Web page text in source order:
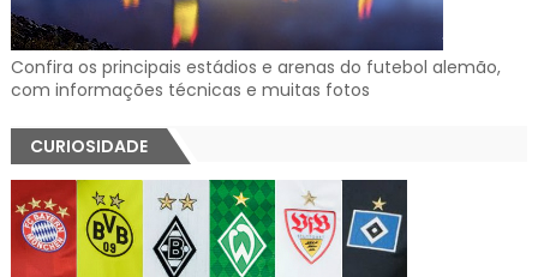
Confira os principais estádios e arenas do futebol alemão,
com informações técnicas e muitas fotos
CURIOSIDADE